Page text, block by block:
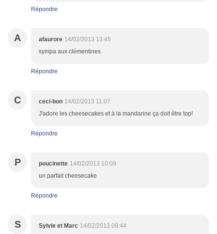
Répondre
A afaurore 14/02/2013 13:45
sympa aux clémentines
Répondre
C ceci-bon 14/02/2013 11:07
J'adore les cheesecakes et à la mandarine ça doit être top!
Répondre
P poucinette 14/02/2013 10:09
un parfait cheesecake
Répondre
S Sylvie et Marc 14/02/2013 09:44